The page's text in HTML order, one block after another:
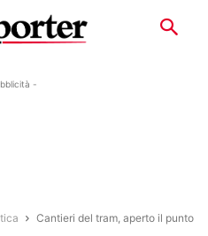
-
Cantieri del tram, aperto il punto